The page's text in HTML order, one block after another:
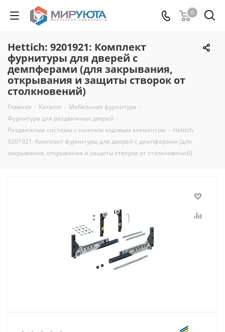
0
Hettich: 9201921: Комплект
фурнитуры для дверей с
демпферами (для закрывания,
открывания и защиты створок от
столкновений)
Главная - Каталог - Мебельная фурнитура -
Фурнитура для раздвижных дверей -
Раздвижные системы с нижним ходовым элементом - Hettich:
9201921: Комплект фурнитуры для дверей с демпферами (для
закрывания, открывания и защиты створок от столкновений)